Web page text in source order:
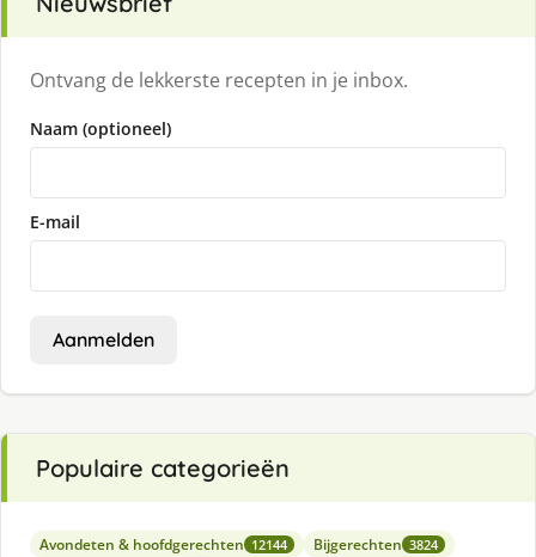
Ontvang de lekkerste recepten in je inbox.
Naam (optioneel)
E-mail
Aanmelden
Populaire categorieën
Avondeten & hoofdgerechten 12144 Bijgerechten 3824